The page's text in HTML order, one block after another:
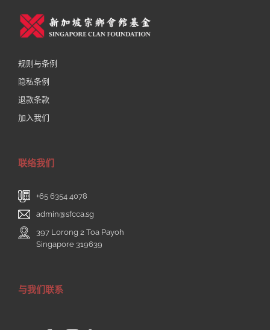
规则与条例
隐私条例
退款条款
加入我们
联络我们
+65 6354 4078
admin@sfcca.sg
397 Lorong 2 Toa Payoh
Singapore 319639
与我们联系